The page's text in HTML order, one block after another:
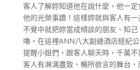
客人了解妳知道他在說什麼，他一
他的光榮事蹟！這樣妳就與客人有
不覺中就把妳當成傾談的朋友、知
嚕。在這裡ANN八大副總酒店經紀
提醒小姐們，跟客人聊天時，千萬
客人有淋漓盡致、暢所欲言的舞台